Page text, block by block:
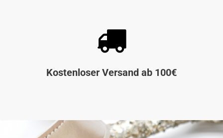

Kostenloser Versand ab 100€